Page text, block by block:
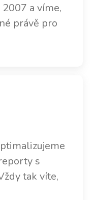
a víme,
právě pro
s
tak víte,